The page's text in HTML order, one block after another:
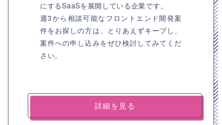
にするSaaSを展開している企業です。
週3から相談可能なフロントエンド開発案
件をお探しの方は、とりあえずキープし、
案件への申し込みをぜひ検討してみてくだ
さい。
詳細を見る